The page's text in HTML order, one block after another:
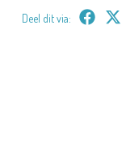
Deel dit via: